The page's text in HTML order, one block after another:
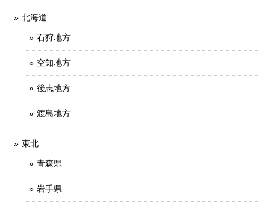
北海道
石狩地方
空知地方
後志地方
渡島地方
東北
青森県
岩手県